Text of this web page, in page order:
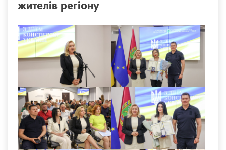
жителів регіону